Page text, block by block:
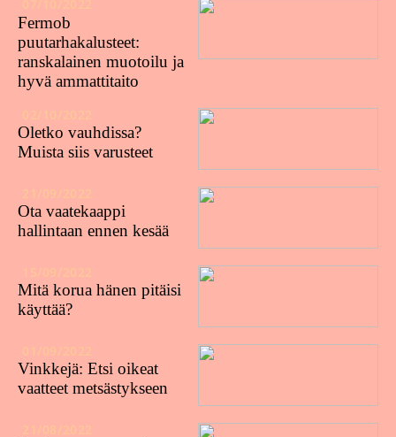
Fermob
puutarhakalusteet:
ranskalainen muotoilu ja
hyvä ammattitaito
Oletko vauhdissa?
Muista siis varusteet
Ota vaatekaappi
hallintaan ennen kesää
Mitä korua hänen pitäisi
käyttää?
Vinkkejä: Etsi oikeat
vaatteet metsästykseen